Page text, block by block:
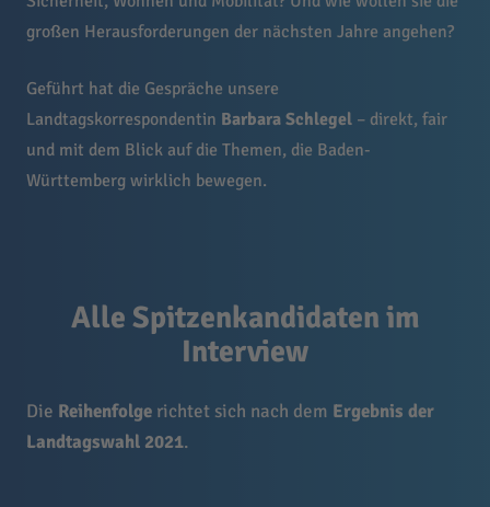
großen Herausforderungen der nächsten Jahre angehen?
Geführt hat die Gespräche unsere
Landtagskorrespondentin Barbara Schlegel – direkt, fair
und mit dem Blick auf die Themen, die Baden-
Württemberg wirklich bewegen.
Alle Spitzenkandidaten im
Interview
Die Reihenfolge richtet sich nach dem Ergebnis der
Landtagswahl 2021.